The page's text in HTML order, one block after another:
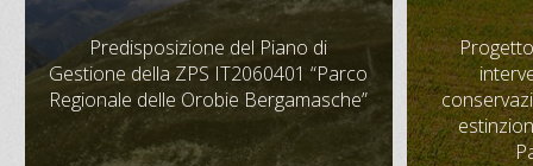
Predisposizione del Piano di
Gestione della ZPS IT2060401 “Parco
Regionale delle Orobie Bergamasche”
Predisposizione del Piano di
Gestione della ZPS IT2060401 “Parco
Regionale delle Orobie
Bergamasche”
CONTRIBUTO